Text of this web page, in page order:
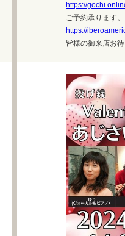
https://
ご予約承ります。
https://
皆様の御来店お